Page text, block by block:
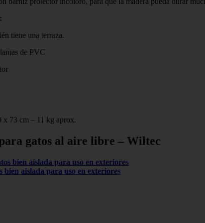
tiene una terraza.
de PVC
x 73 cm – 11 kg aprox.
gatos al aire libre – Wiltec
bien aislada para uso en exteriores